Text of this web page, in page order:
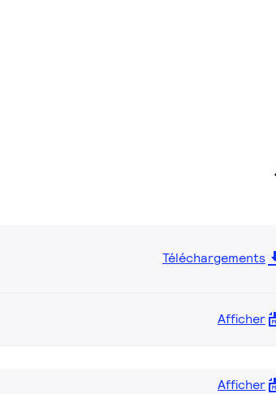
Téléchargements
Afficher
Afficher